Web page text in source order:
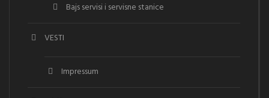
Bajs servisi i servisne stanice
VESTI
Impressum